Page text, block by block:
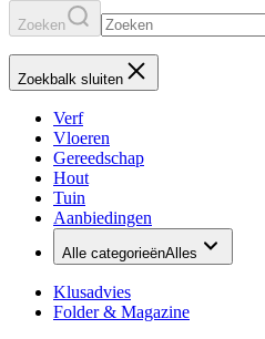
Zoeken
Zoekbalk sluiten
Verf
Vloeren
Gereedschap
Hout
Tuin
Aanbiedingen
Alle categorieënAlles
Klusadvies
Folder & Magazine